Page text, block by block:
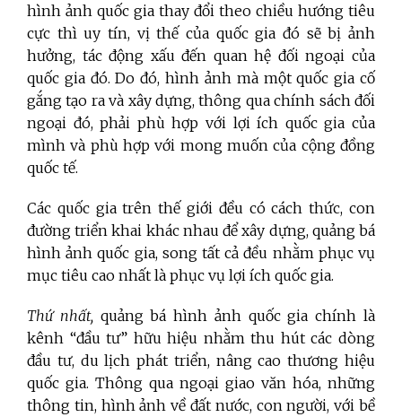
hình ảnh quốc gia thay đổi theo chiều hướng tiêu
cực thì uy tín, vị thế của quốc gia đó sẽ bị ảnh
hưởng, tác động xấu đến quan hệ đối ngoại của
quốc gia đó. Do đó, hình ảnh mà một quốc gia cố
gắng tạo ra và xây dựng, thông qua chính sách đối
ngoại đó, phải phù hợp với lợi ích quốc gia của
mình và phù hợp với mong muốn của cộng đồng
quốc tế.
Các quốc gia trên thế giới đều có cách thức, con
đường triển khai khác nhau để xây dựng, quảng bá
hình ảnh quốc gia, song tất cả đều nhằm phục vụ
mục tiêu cao nhất là phục vụ lợi ích quốc gia.
Thứ nhất, quảng bá hình ảnh quốc gia chính là
kênh “đầu tư” hữu hiệu nhằm thu hút các dòng
đầu tư, du lịch phát triển, nâng cao thương hiệu
quốc gia. Thông qua ngoại giao văn hóa, những
thông tin, hình ảnh về đất nước, con người, với bề